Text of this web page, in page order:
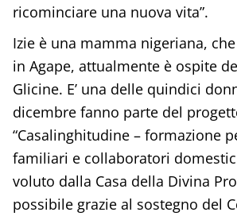
ricominciare una nuova vita”.
Izie è una mamma nigeriana,
in Agape, attualmente è ospite
Glicine. E’ una delle quindici
dicembre fanno parte del
“Casalinghitudine – formazione
familiari e collaboratori
voluto dalla Casa della Divina
possibile grazie al sostegno del